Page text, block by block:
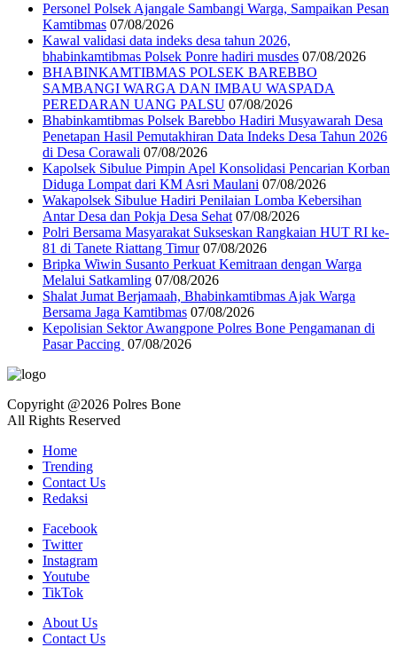
Personel Polsek Ajangale Sambangi Warga, Sampaikan Pesan
Kamtibmas 07/08/2026
Kawal validasi data indeks desa tahun 2026,
bhabinkamtibmas Polsek Ponre hadiri musdes 07/08/2026
BHABINKAMTIBMAS POLSEK BAREBBO
SAMBANGI WARGA DAN IMBAU WASPADA
PEREDARAN UANG PALSU 07/08/2026
Bhabinkamtibmas Polsek Barebbo Hadiri Musyawarah Desa
Penetapan Hasil Pemutakhiran Data Indeks Desa Tahun 2026
di Desa Corawali 07/08/2026
Kapolsek Sibulue Pimpin Apel Konsolidasi Pencarian Korban
Diduga Lompat dari KM Asri Maulani 07/08/2026
Wakapolsek Sibulue Hadiri Penilaian Lomba Kebersihan
Antar Desa dan Pokja Desa Sehat 07/08/2026
Polri Bersama Masyarakat Sukseskan Rangkaian HUT RI ke-
81 di Tanete Riattang Timur 07/08/2026
Bripka Wiwin Susanto Perkuat Kemitraan dengan Warga
Melalui Satkamling 07/08/2026
Shalat Jumat Berjamaah, Bhabinkamtibmas Ajak Warga
Bersama Jaga Kamtibmas 07/08/2026
Kepolisian Sektor Awangpone Polres Bone Pengamanan di
Pasar Paccing ‎ 07/08/2026
Copyright @2026 Polres Bone
All Rights Reserved
Home
Trending
Contact Us
Redaksi
Facebook
Twitter
Instagram
Youtube
TikTok
About Us
Contact Us